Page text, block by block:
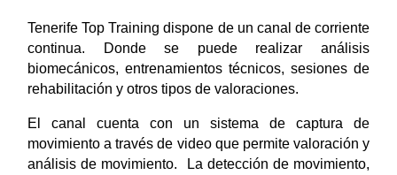
Tenerife Top Training dispone de un canal de corriente
continua. Donde se puede realizar análisis
biomecánicos, entrenamientos técnicos, sesiones de
rehabilitación y otros tipos de valoraciones.
El canal cuenta con un sistema de captura de
movimiento a través de video que permite valoración y
análisis de movimiento. La detección de movimiento,